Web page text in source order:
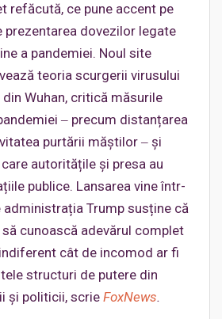
refăcută, ce pune accent pe
prezentarea dovezilor legate
a pandemiei. Noul site
teoria scurgerii virusului
Wuhan, critică măsurile
‒ precum distanțarea
purtării măștilor ‒ și
autoritățile și presa au
publice. Lansarea vine într-
administrația Trump susține că
cunoască adevărul complet
cât de incomod ar fi
structuri de putere din
și politicii, scrie FoxNews.